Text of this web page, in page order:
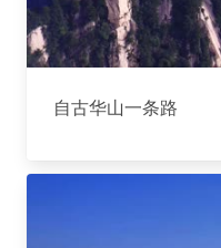
自古华山一条路